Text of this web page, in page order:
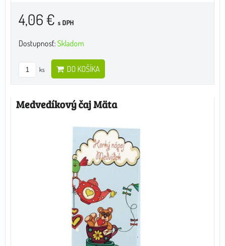
4,06 € s DPH
Dostupnosť:Skladom
ks DO KOŠÍKA
Medvedíkový čaj Mäta